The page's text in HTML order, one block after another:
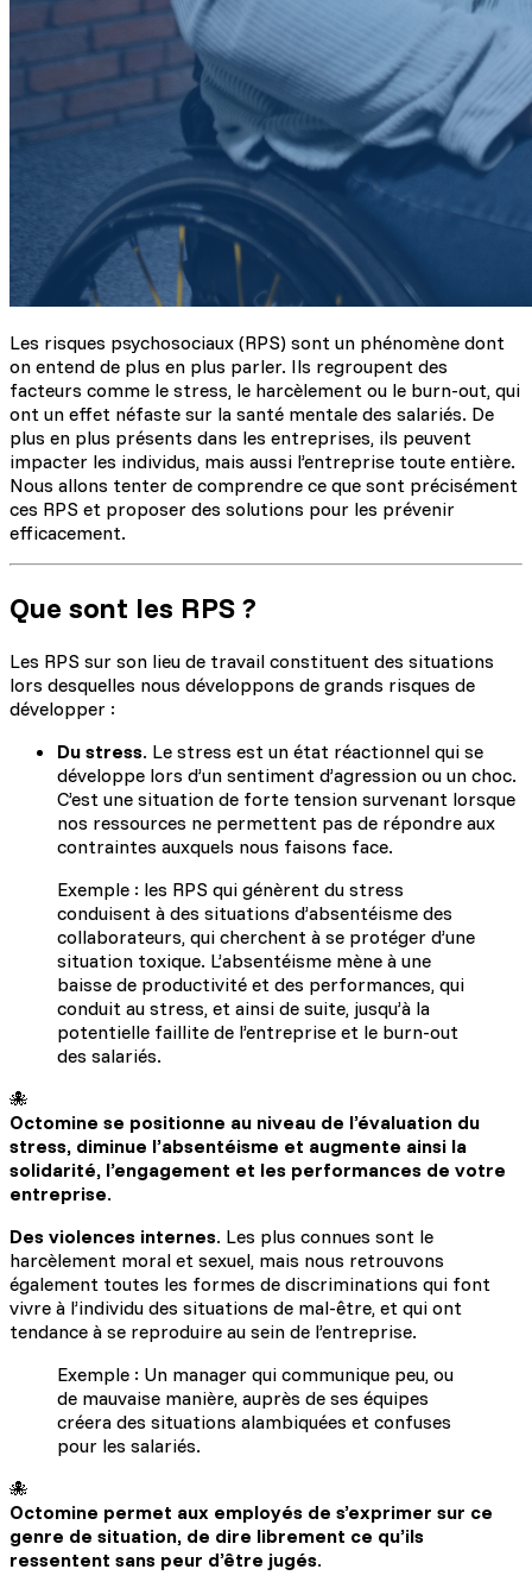
Les risques psychosociaux (RPS) sont un phénomène dont
on entend de plus en plus parler. Ils regroupent des
facteurs comme le stress, le harcèlement ou le burn-out, qui
ont un effet néfaste sur la santé mentale des salariés. De
plus en plus présents dans les entreprises, ils peuvent
impacter les individus, mais aussi l’entreprise toute entière.
Nous allons tenter de comprendre ce que sont précisément
ces RPS et proposer des solutions pour les prévenir
efficacement.
Que sont les RPS ?
Les RPS sur son lieu de travail constituent des situations
lors desquelles nous développons de grands risques de
développer :
Du stress. Le stress est un état réactionnel qui se
développe lors d’un sentiment d’agression ou un choc.
C’est une situation de forte tension survenant lorsque
nos ressources ne permettent pas de répondre aux
contraintes auxquels nous faisons face.
Exemple : les RPS qui génèrent du stress
conduisent à des situations d’absentéisme des
collaborateurs, qui cherchent à se protéger d’une
situation toxique. L’absentéisme mène à une
baisse de productivité et des performances, qui
conduit au stress, et ainsi de suite, jusqu’à la
potentielle faillite de l’entreprise et le burn-out
des salariés.
🐙
Octomine se positionne au niveau de l’évaluation du
stress, diminue l’absentéisme et augmente ainsi la
solidarité, l’engagement et les performances de votre
entreprise.
Des violences internes. Les plus connues sont le
harcèlement moral et sexuel, mais nous retrouvons
également toutes les formes de discriminations qui font
vivre à l’individu des situations de mal-être, et qui ont
tendance à se reproduire au sein de l’entreprise.
Exemple : Un manager qui communique peu, ou
de mauvaise manière, auprès de ses équipes
créera des situations alambiquées et confuses
pour les salariés.
🐙
Octomine permet aux employés de s’exprimer sur ce
genre de situation, de dire librement ce qu’ils
ressentent sans peur d’être jugés.